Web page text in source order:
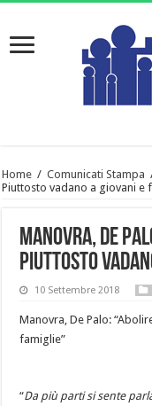
Home / Comunicati Stampa
Piuttosto vadano a giovani e
Manovra, De
Piuttosto
10 Settembre 2018
Manovra, De Palo:
famiglie”
“Da più parti si sente